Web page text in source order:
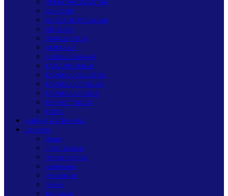
PEMATANGSIANTAR
SAMOSIR
SERDANG BEDAGAI
SIBOLGA
SIMALUNGUN
SIMEULUE
SUBULUSSALAM
TANJUNGBALAI
TAPANULI SELATAN
TAPANULI TENGAH
TAPANULI UTARA
TEBING TINGGI
TOBA
HUKUM & KRIMINAL
LAINNYA
Bisnis
Internasional
Pemerintahan
Kesehatan
Pendidikan
Politik
Teknologi